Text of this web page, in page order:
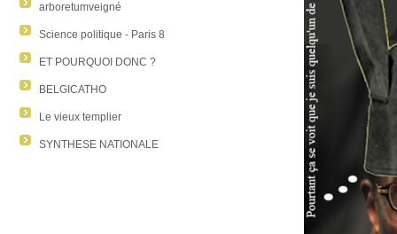
arboretumveigné
Science politique - Paris 8
ET POURQUOI DONC ?
BELGICATHO
Le vieux templier
SYNTHESE NATIONALE